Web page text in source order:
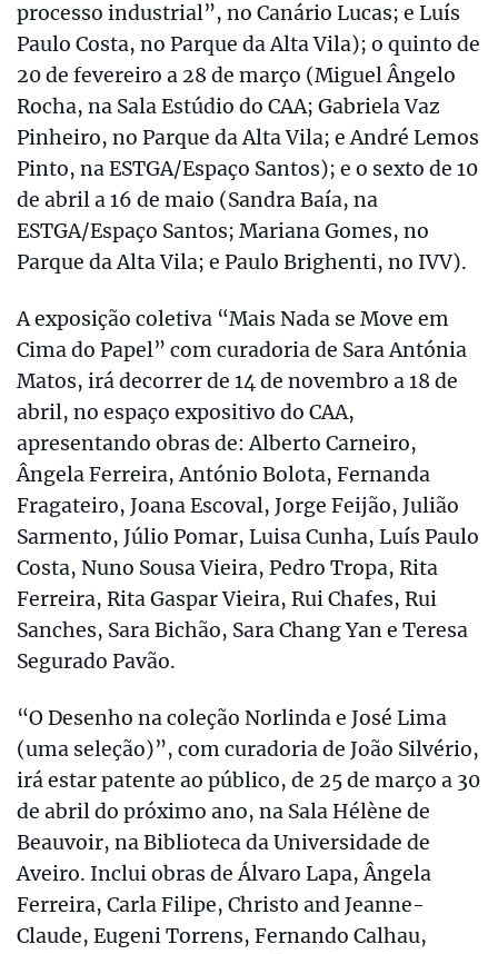
processo industrial”, no Canário Lucas; e Luís
Paulo Costa, no Parque da Alta Vila); o quinto de
20 de fevereiro a 28 de março (Miguel Ângelo
Rocha, na Sala Estúdio do CAA; Gabriela Vaz
Pinheiro, no Parque da Alta Vila; e André Lemos
Pinto, na ESTGA/Espaço Santos); e o sexto de 10
de abril a 16 de maio (Sandra Baía, na
ESTGA/Espaço Santos; Mariana Gomes, no
Parque da Alta Vila; e Paulo Brighenti, no IVV).
A exposição coletiva “Mais Nada se Move em
Cima do Papel” com curadoria de Sara Antónia
Matos, irá decorrer de 14 de novembro a 18 de
abril, no espaço expositivo do CAA,
apresentando obras de: Alberto Carneiro,
Ângela Ferreira, António Bolota, Fernanda
Fragateiro, Joana Escoval, Jorge Feijão, Julião
Sarmento, Júlio Pomar, Luisa Cunha, Luís Paulo
Costa, Nuno Sousa Vieira, Pedro Tropa, Rita
Ferreira, Rita Gaspar Vieira, Rui Chafes, Rui
Sanches, Sara Bichão, Sara Chang Yan e Teresa
Segurado Pavão.
“O Desenho na coleção Norlinda e José Lima
(uma seleção)”, com curadoria de João Silvério,
irá estar patente ao público, de 25 de março a 30
de abril do próximo ano, na Sala Hélène de
Beauvoir, na Biblioteca da Universidade de
Aveiro. Inclui obras de Álvaro Lapa, Ângela
Ferreira, Carla Filipe, Christo and Jeanne-
Claude, Eugeni Torrens, Fernando Calhau,